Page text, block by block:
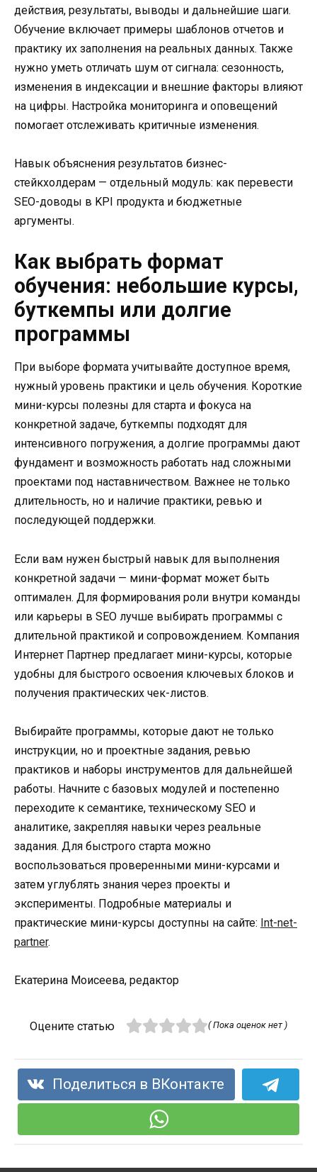
действия, результаты, выводы и дальнейшие шаги.
Обучение включает примеры шаблонов отчетов и
практику их заполнения на реальных данных. Также
нужно уметь отличать шум от сигнала: сезонность,
изменения в индексации и внешние факторы влияют
на цифры. Настройка мониторинга и оповещений
помогает отслеживать критичные изменения.
Навык объяснения результатов бизнес-
стейкхолдерам — отдельный модуль: как перевести
SEO-доводы в KPI продукта и бюджетные
аргументы.
Как выбрать формат
обучения: небольшие курсы,
буткемпы или долгие
программы
При выборе формата учитывайте доступное время,
нужный уровень практики и цель обучения. Короткие
мини-курсы полезны для старта и фокуса на
конкретной задаче, буткемпы подходят для
интенсивного погружения, а долгие программы дают
фундамент и возможность работать над сложными
проектами под наставничеством. Важнее не только
длительность, но и наличие практики, ревью и
последующей поддержки.
Если вам нужен быстрый навык для выполнения
конкретной задачи — мини-формат может быть
оптимален. Для формирования роли внутри команды
или карьеры в SEO лучше выбирать программы с
длительной практикой и сопровождением. Компания
Интернет Партнер предлагает мини-курсы, которые
удобны для быстрого освоения ключевых блоков и
получения практических чек-листов.
Выбирайте программы, которые дают не только
инструкции, но и проектные задания, ревью
практиков и наборы инструментов для дальнейшей
работы. Начните с базовых модулей и постепенно
переходите к семантике, техническому SEO и
аналитике, закрепляя навыки через реальные
задания. Для быстрого старта можно
воспользоваться проверенными мини-курсами и
затем углублять знания через проекты и
эксперименты. Подробные материалы и
практические мини-курсы доступны на сайте: Int-net-
partner.
Екатерина Моисеева, редактор
Оцените статью ( Пока оценок нет )
Поделиться в ВКонтакте